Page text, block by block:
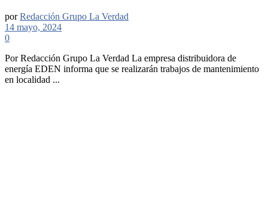
por Redacción Grupo La Verdad
14 mayo, 2024
0
Por Redacción Grupo La Verdad La empresa distribuidora de
energía EDEN informa que se realizarán trabajos de mantenimiento
en localidad ...